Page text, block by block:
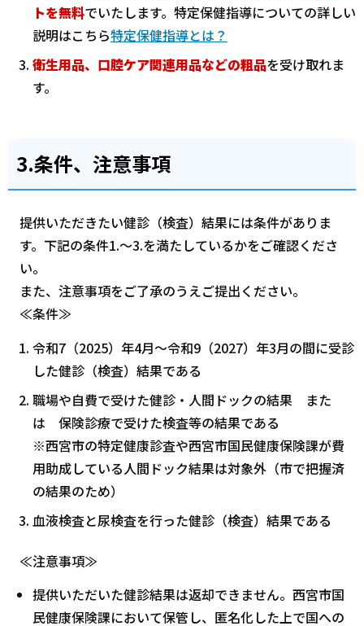
トを無料でいたします。特定保健指導についての詳しい
説明はこちら特定保健指導とは？
衛生用品、口腔ケア関連用品などの粗品を受け取れま
す。
3.条件、注意事項
提供いただきたい健診（検査）結果には条件がありま
す。下記の条件1.～3.を満たしているかをご確認くださ
い。
また、注意事項をご了承のうえご提出ください。
≪条件≫
令和7（2025）年4月～令和9（2027）年3月の間に受診
した健診（検査）結果である
職場や自費で受けた健診・人間ドックの結果 また
は 保険診療で受けた検査等の結果である
※西宮市の特定健康診査や西宮市国民健康保険課が費
用助成している人間ドック結果は対象外（市で把握済
の結果のため）
血液検査と尿検査を行った健診（検査）結果である
≪注意事項≫
提供いただいた健診結果は返却できません。西宮市国
民健康保険課において保管し、匿名化した上で国への